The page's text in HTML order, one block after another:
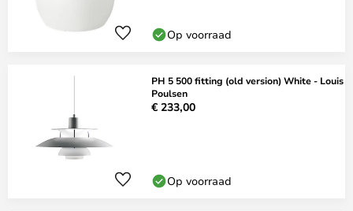
Op voorraad
PH 5 500 fitting (old version) White - Louis
Poulsen
€ 233,00
Op voorraad